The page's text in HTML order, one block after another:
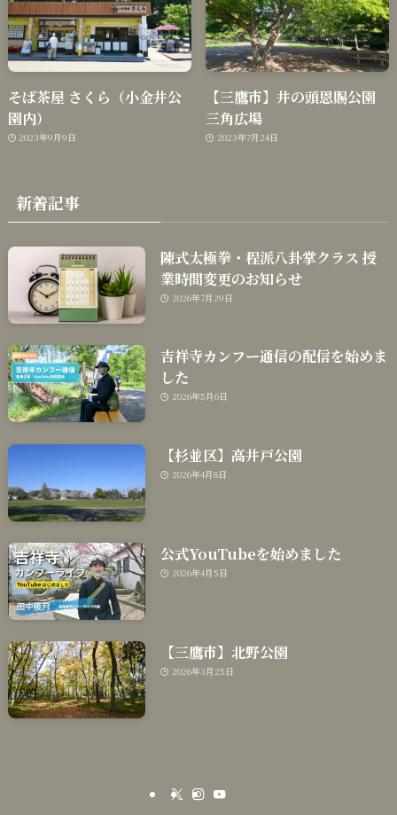
そば茶屋 さくら（小金井公
園内）
2023年9月9日
【三鷹市】井の頭恩賜公園
三角広場
2023年7月24日
新着記事
陳式太極拳・程派八卦掌クラス 授
業時間変更のお知らせ
2026年7月29日
吉祥寺カンフー通信の配信を始めま
した
2026年5月6日
【杉並区】高井戸公園
2026年4月8日
公式YouTubeを始めました
2026年4月5日
【三鷹市】北野公園
2026年3月25日